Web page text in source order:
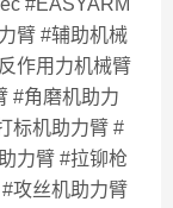
臂 #辅助机械
作用力机械臂
#角磨机助力
标机助力臂 #
力臂 #拉铆枪
攻丝机助力臂